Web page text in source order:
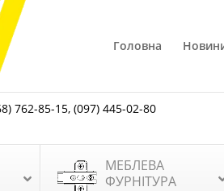
Головна
762-85-15,(097) 445-02-80
МЕБЛЕВА
ФУРНІТУРА